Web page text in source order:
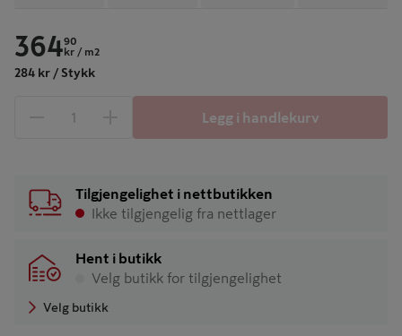
36490
kr / m2
284 kr / Stykk
1 produkter
Legg i handlekurv
Tilgjengelighet i nettbutikken
Ikke tilgjengelig fra nettlager
Hent i butikk
Velg butikk for tilgjengelighet
Velg butikk